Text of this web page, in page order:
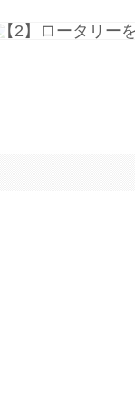
【3】高島屋を道